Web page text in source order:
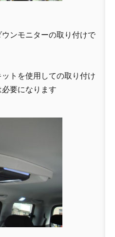
ンモニターの取り付けで
トを使用しての取り付け
要になります